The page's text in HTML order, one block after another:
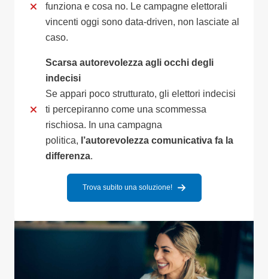
funziona e cosa no. Le campagne elettorali
vincenti oggi sono data-driven, non lasciate al
caso.
Scarsa autorevolezza agli occhi degli
indecisi
Se appari poco strutturato, gli elettori indecisi
ti percepiranno come una scommessa
rischiosa. In una campagna
politica, l’autorevolezza comunicativa fa la
differenza.
Trova subito una soluzione!